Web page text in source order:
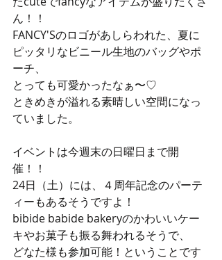
ん！！
FANCY'Sのロゴがあしらわれた、夏に
ピッタリなビニール生地のバッグやポ
ーチ、
とっても可愛かったなぁ〜♡
ときめきが溢れる素晴しい空間になっ
ていました。
イベントは今週末の日曜日まで開
催！！
24日（土）には、４周年記念のパーテ
ィーもあるそうですよ！
bibide babide bakeryのかわいいケー
キやお菓子も振る舞われるそうで、
どなた様も参加可能！ということです